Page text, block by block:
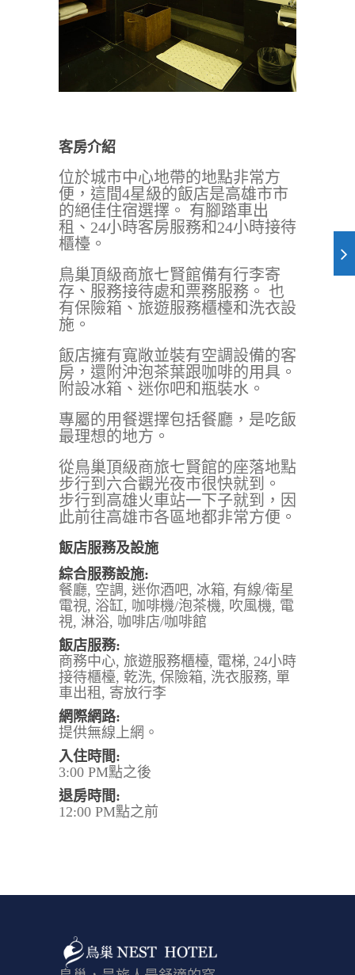
客房介紹
位於城市中心地帶的地點非常方
便，這間4星級的飯店是高雄市市
的絕佳住宿選擇。 有腳踏車出
租、24小時客房服務和24小時接待
櫃檯。
鳥巢頂級商旅七賢館備有行李寄
存、服務接待處和票務服務。 也
有保險箱、旅遊服務櫃檯和洗衣設
施。
飯店擁有寬敞並裝有空調設備的客
房，還附沖泡茶葉跟咖啡的用具。
附設冰箱、迷你吧和瓶裝水。
專屬的用餐選擇包括餐廳，是吃飯
最理想的地方。
從鳥巢頂級商旅七賢館的座落地點
步行到六合觀光夜市很快就到。
步行到高雄火車站一下子就到，因
此前往高雄市各區地都非常方便。
飯店服務及設施
綜合服務設施:
餐廳, 空調, 迷你酒吧, 冰箱, 有線/衛星
電視, 浴缸, 咖啡機/泡茶機, 吹風機, 電
視, 淋浴, 咖啡店/咖啡館
飯店服務:
商務中心, 旅遊服務櫃檯, 電梯, 24小時
接待櫃檯, 乾洗, 保險箱, 洗衣服務, 單
車出租, 寄放行李
網際網路:
提供無線上網。
入住時間:
3:00 PM點之後
退房時間:
12:00 PM點之前